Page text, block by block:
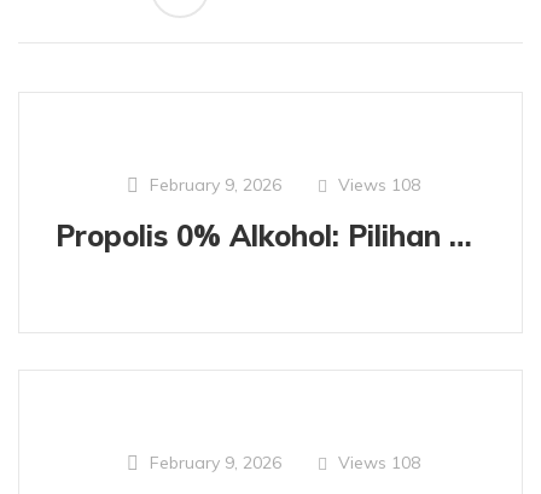
February 9, 2026 Views 108
Propolis 0% Alkohol: Pilihan Murni, Aman, dan Halal untuk Keluarga
February 9, 2026 Views 108